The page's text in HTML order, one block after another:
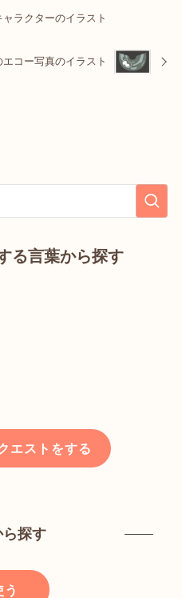
ラクターのイラスト
コー写真のイラスト
る言葉から探す
エストをする
探す